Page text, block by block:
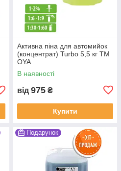
Активна піна для автомийок
(концентрат) Turbo 5,5 кг ТМ
OYA
В наявності
від 975 ₴
Купити
Подарунок